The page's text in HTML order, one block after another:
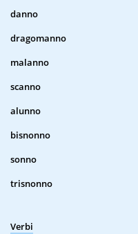
danno
dragomanno
malanno
scanno
alunno
bisnonno
sonno
trisnonno
Verbi